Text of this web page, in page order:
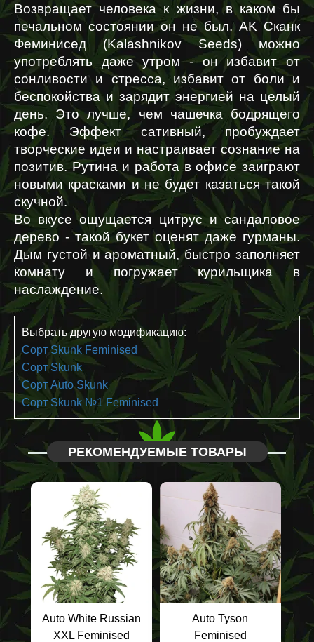
Возвращает человека к жизни, в каком бы
печальном состоянии он не был. AK Сканк
Феминисед (Kalashnikov Seeds) можно
употреблять даже утром - он избавит от
сонливости и стресса, избавит от боли и
беспокойства и зарядит энергией на целый
день. Это лучше, чем чашечка бодрящего
кофе. Эффект сативный, пробуждает
творческие идеи и настраивает сознание на
позитив. Рутина и работа в офисе заиграют
новыми красками и не будет казаться такой
скучной.
Во вкусе ощущается цитрус и сандаловое
дерево - такой букет оценят даже гурманы.
Дым густой и ароматный, быстро заполняет
комнату и погружает курильщика в
наслаждение.
Выбрать другую модификацию:
Сорт Skunk Feminised
Сорт Skunk
Сорт Auto Skunk
Сорт Skunk №1 Feminised
РЕКОМЕНДУЕМЫЕ ТОВАРЫ
Auto White Russian
XXL Feminised
Auto Tyson
Feminised